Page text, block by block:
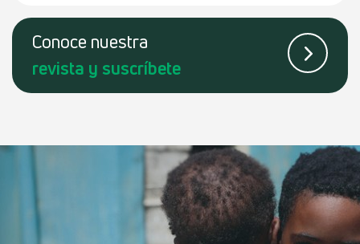
Conoce nuestra
revista y suscríbete